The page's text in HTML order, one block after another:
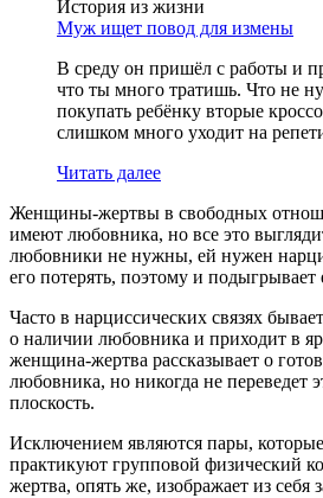
История из жизни
Муж ищет повод для измены
В среду он пришёл с работы и
что ты много тратишь. Что не
покупать ребёнку вторые
слишком много уходит на
Читать далее
Женщины-жертвы в свободных
имеют любовника, но все это
любовники не нужны, ей нужен
его потерять, поэтому и подыгрывает
Часто в нарциссических связях
о наличии любовника и приходит в
женщина-жертва рассказывает о
любовника, но никогда не переведет
плоскость.
Исключением являются пары,
практикуют групповой физический
жертва, опять же, изображает из себя